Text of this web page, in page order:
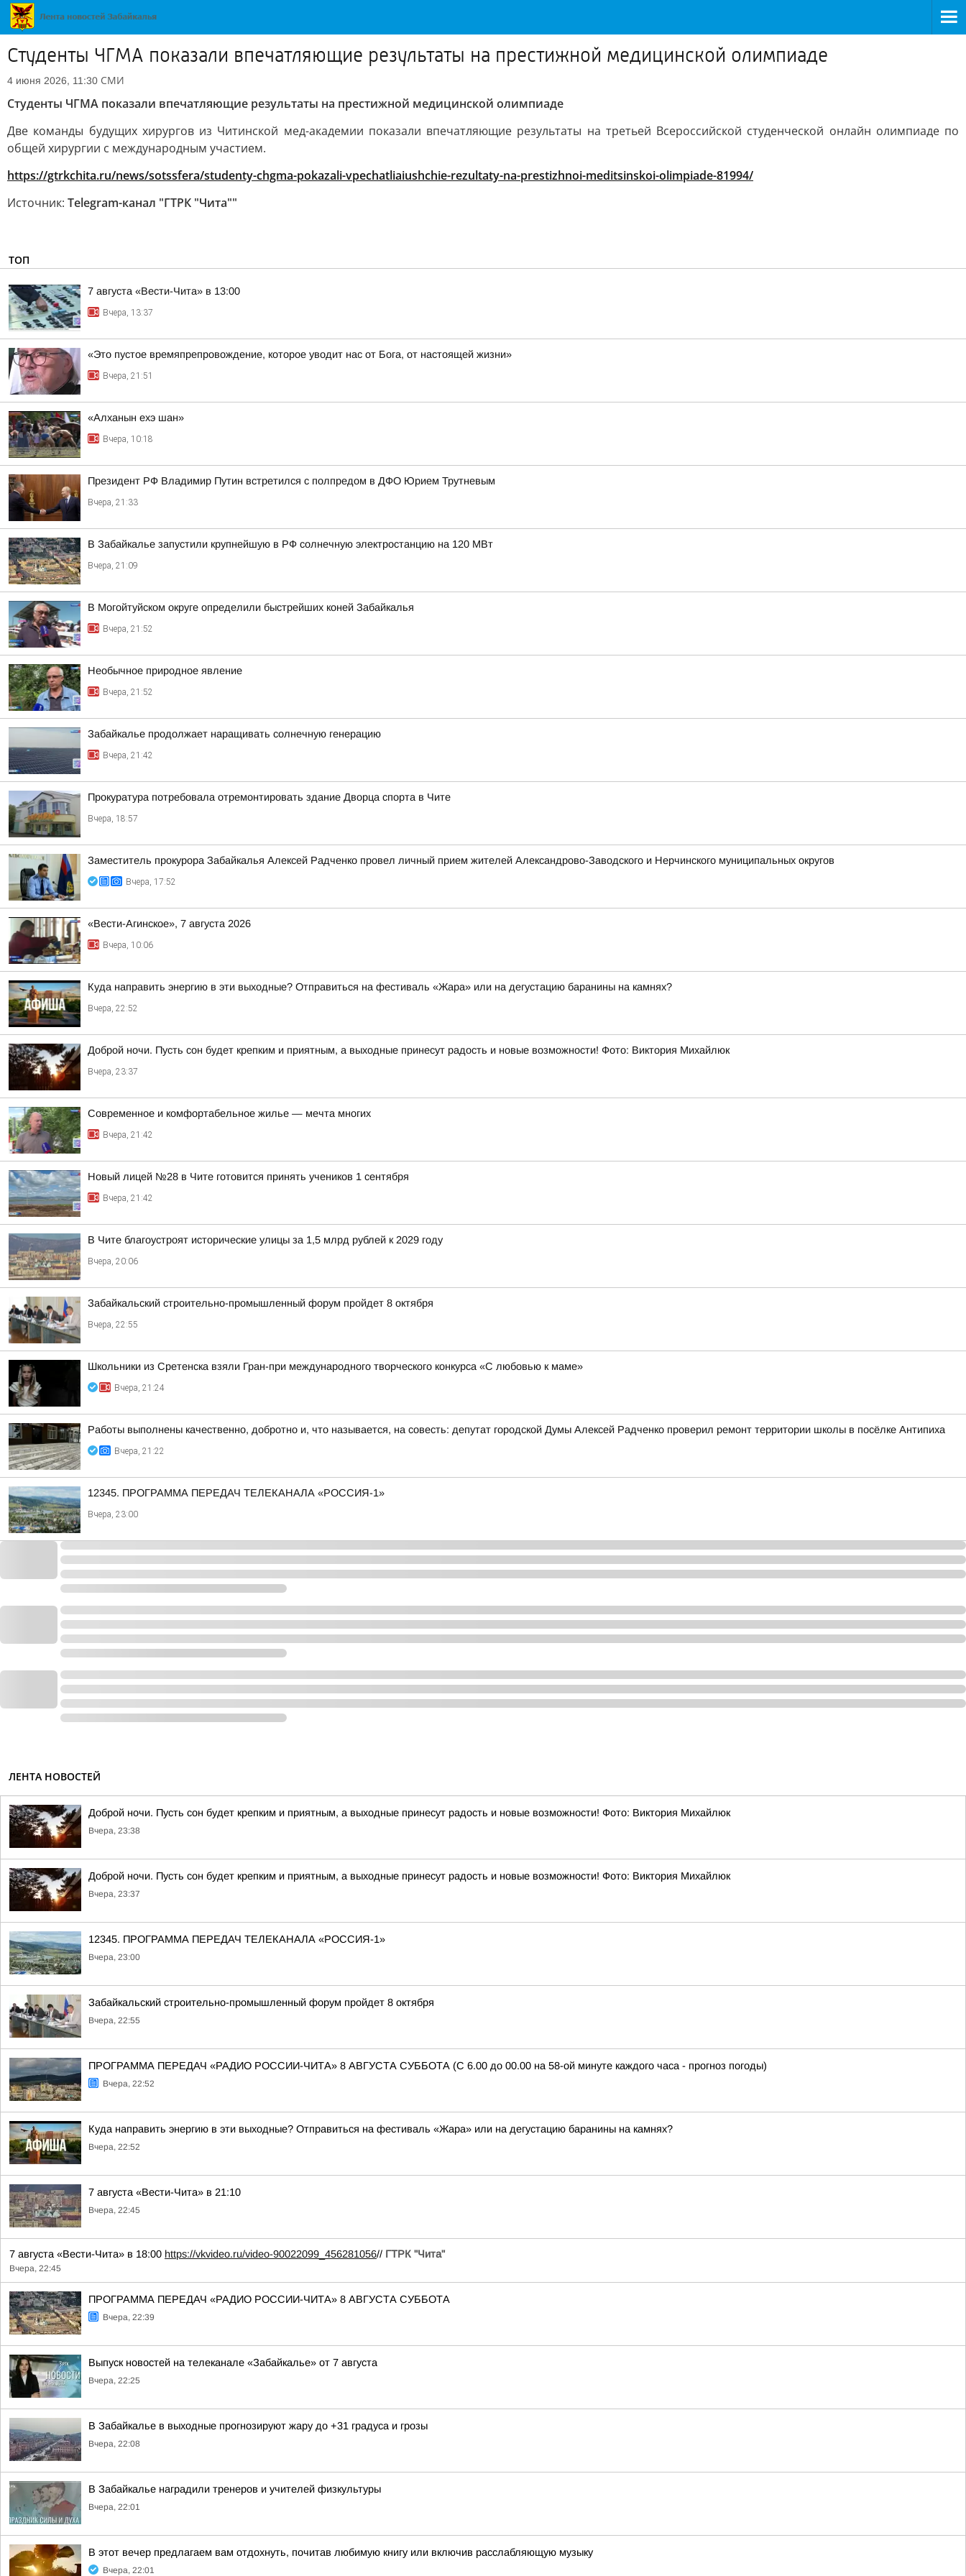
Студенты ЧГМА показали впечатляющие результаты на престижной медицинской олимпиаде
4 июня 2026, 11:30 СМИ
Студенты ЧГМА показали впечатляющие результаты на престижной медицинской олимпиаде
Две команды будущих хирургов из Читинской мед-академии показали впечатляющие результаты на третьей Всероссийской студенческой онлайн олимпиаде по
общей хирургии с международным участием.
https://gtrkchita.ru/news/sotssfera/studenty-chgma-pokazali-vpechatliaiushchie-rezultaty-na-prestizhnoi-meditsinskoi-olimpiade-81994/
Источник: Telegram-канал "ГТРК "Чита""
ТОП
7 августа «Вести-Чита» в 13:00
Вчера, 13:37
«Это пустое времяпрепровождение, которое уводит нас от Бога, от настоящей жизни»
Вчера, 21:51
«Алханын ехэ шан»
Вчера, 10:18
Президент РФ Владимир Путин встретился с полпредом в ДФО Юрием Трутневым
Вчера, 21:33
В Забайкалье запустили крупнейшую в РФ солнечную электростанцию на 120 МВт
Вчера, 21:09
В Могойтуйском округе определили быстрейших коней Забайкалья
Вчера, 21:52
Необычное природное явление
Вчера, 21:52
Забайкалье продолжает наращивать солнечную генерацию
Вчера, 21:42
Прокуратура потребовала отремонтировать здание Дворца спорта в Чите
Вчера, 18:57
Заместитель прокурора Забайкалья Алексей Радченко провел личный прием жителей Александрово-Заводского и Нерчинского муниципальных округов
Вчера, 17:52
«Вести-Агинское», 7 августа 2026
Вчера, 10:06
Куда направить энергию в эти выходные? Отправиться на фестиваль «Жара» или на дегустацию баранины на камнях?
Вчера, 22:52
Доброй ночи. Пусть сон будет крепким и приятным, а выходные принесут радость и новые возможности! Фото: Виктория Михайлюк
Вчера, 23:37
Современное и комфортабельное жилье — мечта многих
Вчера, 21:42
Новый лицей №28 в Чите готовится принять учеников 1 сентября
Вчера, 21:42
В Чите благоустроят исторические улицы за 1,5 млрд рублей к 2029 году
Вчера, 20:06
Забайкальский строительно-промышленный форум пройдет 8 октября
Вчера, 22:55
Школьники из Сретенска взяли Гран-при международного творческого конкурса «С любовью к маме»
Вчера, 21:24
Работы выполнены качественно, добротно и, что называется, на совесть: депутат городской Думы Алексей Радченко проверил ремонт территории школы в посёлке Антипиха
Вчера, 21:22
12345. ПРОГРАММА ПЕРЕДАЧ ТЕЛЕКАНАЛА «РОССИЯ-1»
Вчера, 23:00
ЛЕНТА НОВОСТЕЙ
Доброй ночи. Пусть сон будет крепким и приятным, а выходные принесут радость и новые возможности! Фото: Виктория Михайлюк
Вчера, 23:38
Доброй ночи. Пусть сон будет крепким и приятным, а выходные принесут радость и новые возможности! Фото: Виктория Михайлюк
Вчера, 23:37
12345. ПРОГРАММА ПЕРЕДАЧ ТЕЛЕКАНАЛА «РОССИЯ-1»
Вчера, 23:00
Забайкальский строительно-промышленный форум пройдет 8 октября
Вчера, 22:55
ПРОГРАММА ПЕРЕДАЧ «РАДИО РОССИИ-ЧИТА» 8 АВГУСТА СУББОТА (С 6.00 до 00.00 на 58-ой минуте каждого часа - прогноз погоды)
Вчера, 22:52
Куда направить энергию в эти выходные? Отправиться на фестиваль «Жара» или на дегустацию баранины на камнях?
Вчера, 22:52
7 августа «Вести-Чита» в 21:10
Вчера, 22:45
7 августа «Вести-Чита» в 18:00 https://vkvideo.ru/video-90022099_456281056// ГТРК "Чита"
Вчера, 22:45
ПРОГРАММА ПЕРЕДАЧ «РАДИО РОССИИ-ЧИТА» 8 АВГУСТА СУББОТА
Вчера, 22:39
Выпуск новостей на телеканале «Забайкалье» от 7 августа
Вчера, 22:25
В Забайкалье в выходные прогнозируют жару до +31 градуса и грозы
Вчера, 22:08
В Забайкалье наградили тренеров и учителей физкультуры
Вчера, 22:01
В этот вечер предлагаем вам отдохнуть, почитав любимую книгу или включив расслабляющую музыку
Вчера, 22:01